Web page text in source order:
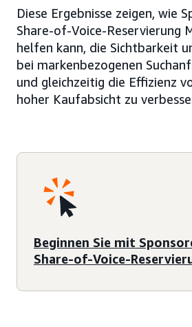
Diese Ergebnisse zeigen, wie
Share-of-Voice-Reservierung
helfen kann, die Sichtbarkeit
bei markenbezogenen
und gleichzeitig die Effizienz
hoher Kaufabsicht zu
Beginnen Sie mit
Share-of-Voice-